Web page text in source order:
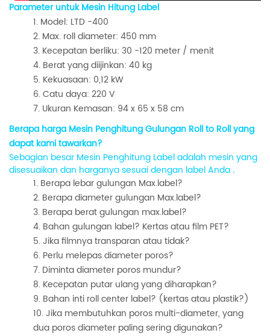
Parameter untuk Mesin Hitung Label
Model: LTD -400
Max. roll diameter: 450 mm
Kecepatan berliku: 30 -120 meter / menit
Berat yang diijinkan: 40 kg
Kekuasaan: 0,12 kW
Catu daya: 220 V
Ukuran Kemasan: 94 x 65 x 58 cm
Berapa harga Mesin Penghitung Gulungan Roll to Roll yang
dapat kami tawarkan?
Sebagian besar Mesin Penghitung Label adalah mesin yang
disesuaikan dan harganya sesuai dengan label Anda.
Berapa lebar gulungan Max.label?
Berapa diameter gulungan Max.label?
Berapa berat gulungan max.label?
Bahan gulungan label? Kertas atau film PET?
Jika filmnya transparan atau tidak?
Perlu melepas diameter poros?
Diminta diameter poros mundur?
Kecepatan putar ulang yang diharapkan?
Bahan inti roll center label? (kertas atau plastik?)
Jika membutuhkan poros multi-diameter, yang
dua poros diameter paling sering digunakan?